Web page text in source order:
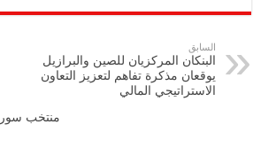
p
y
Li
n
eb
k
tt
nt
at
A
p
السابق
البنكان المركزيان للصين والبرازيل
يوقعان مذكرة تفاهم لتعزيز التعاون
الاستراتيجي المالي
منتخب